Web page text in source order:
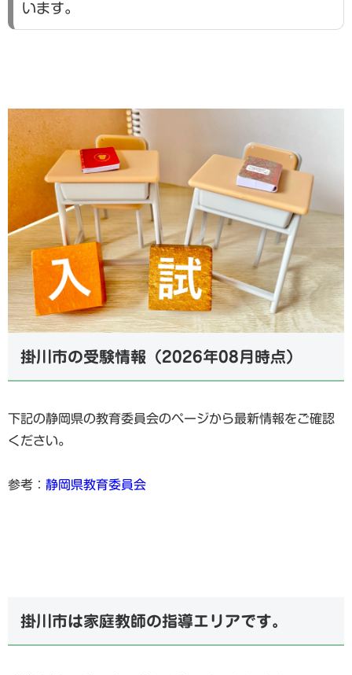
います。
掛川市の受験情報（2026年08月時点）
下記の静岡県の教育委員会のページから最新情報をご確認
ください。
参考： 静岡県教育委員会
掛川市は家庭教師の指導エリアです。